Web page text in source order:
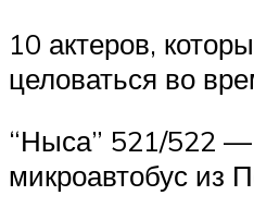
10 актеров,
целоваться во
“Ныса” 521/522 —
микроавтобус из